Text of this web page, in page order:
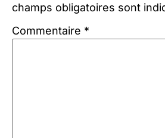
champs obligatoires sont
Commentaire *